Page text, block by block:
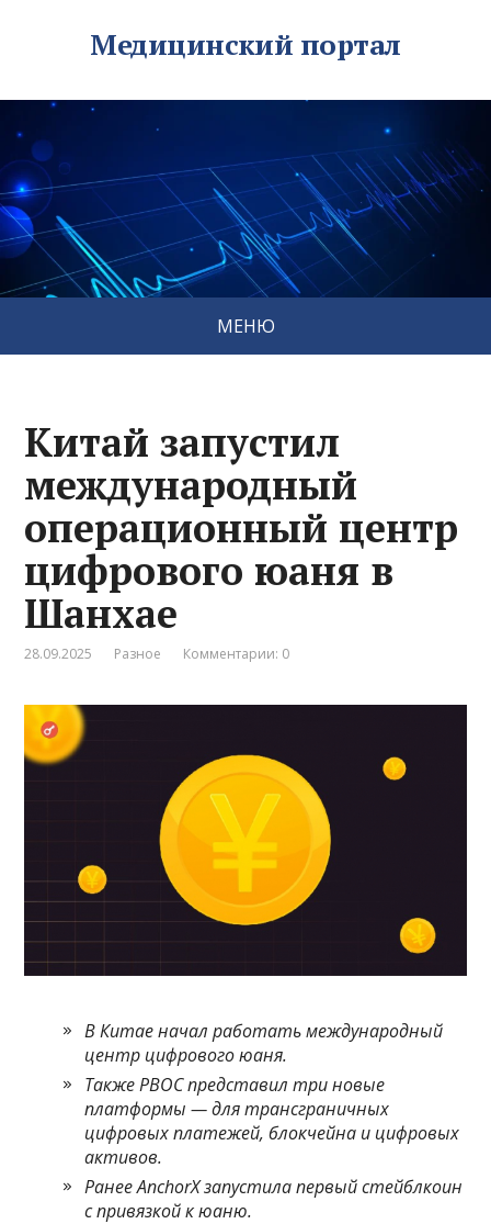
Медицинский портал
МЕНЮ
Китай запустил
международный
операционный центр
цифрового юаня в
Шанхае
28.09.2025 Разное Комментарии: 0
В Китае начал работать международный
центр цифрового юаня.
Также PBOC представил три новые
платформы—для трансграничных
цифровых платежей, блокчейна и цифровых
активов.
Ранее AnchorX запустила первый стейблкоин
с привязкой к юаню.